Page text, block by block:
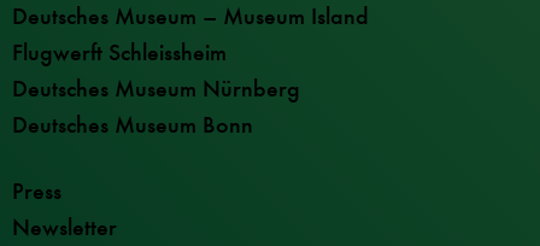
Deutsches Museum – Museum Island
Flugwerft Schleissheim
Deutsches Museum Nürnberg
Deutsches Museum Bonn
Press
Newsletter